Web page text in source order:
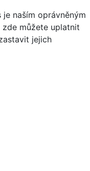
naším oprávněným
můžete uplatnit
jejich